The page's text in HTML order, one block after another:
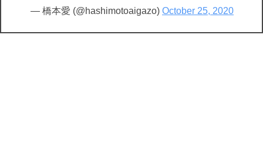
— 橋本愛 (@hashimotoaigazo) October 25, 2020